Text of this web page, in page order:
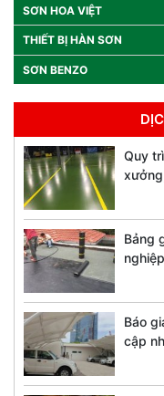
SƠN HOA VIỆT
THIẾT BỊ HÀN SƠN
SƠN BENZO
Quy
Bảng
Báo
cập